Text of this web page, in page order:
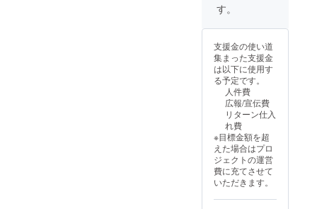
費：支
の交通
費や滞
在費は
各自で
ご負担
くださ
い。 ・
様との
連絡方
法：詳
細は
メール
で連絡
館 3階
会 参
加券詳
細】 ・
日時：
2024年
10月26
日（土
18:00-
20:00
・場
所：郡
山市中
央公民
・交流
券2枚
【Z世代
カン
ファレ
ンス
参加券
詳細】
時：
2024年
10月26
日（土
曜日）
13:00-
す。
支援金の使い道
集まった支援金
は以下に使用す
る予定です。
人件費
広報/宣伝費
リターン仕入
れ費
※目標金額を超
えた場合はプロ
ジェクトの運営
費に充てさせて
いただきます。